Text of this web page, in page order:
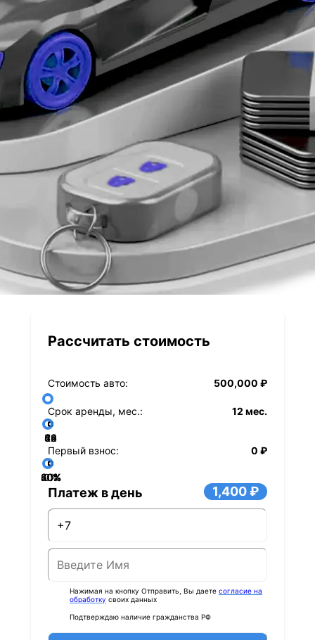
Рассчитать стоимость
Стоимость авто: 500,000 ₽
Срок аренды, мес.: 12 мес.
12
24
36
48
60
72
84
Первый взнос:
0 ₽
0%
20%
40%
60%
80%
Платеж в день 1,400 ₽
Нажимая на кнопку Отправить, Вы даете согласие на
обработку своих данных
Подтверждаю наличие гражданства РФ